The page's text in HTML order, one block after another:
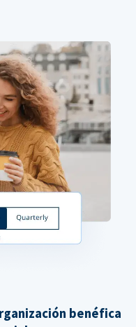
benéfica